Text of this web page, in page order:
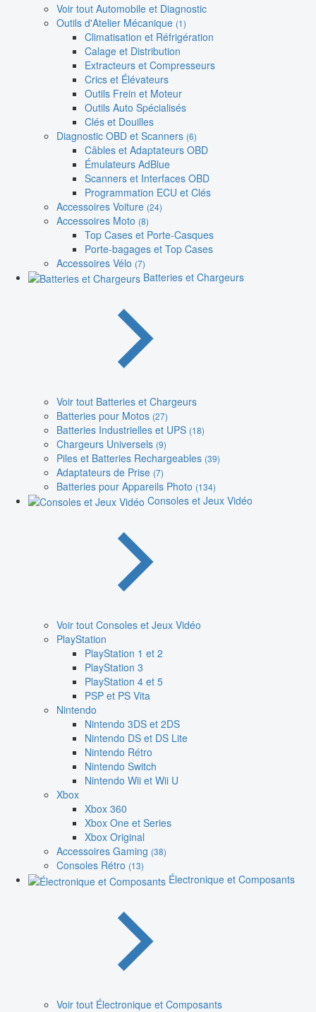
Voir tout Automobile et Diagnostic
Outils d'Atelier Mécanique (1)
Climatisation et Réfrigération
Calage et Distribution
Extracteurs et Compresseurs
Crics et Élévateurs
Outils Frein et Moteur
Outils Auto Spécialisés
Clés et Douilles
Diagnostic OBD et Scanners (6)
Câbles et Adaptateurs OBD
Émulateurs AdBlue
Scanners et Interfaces OBD
Programmation ECU et Clés
Accessoires Voiture (24)
Accessoires Moto (8)
Top Cases et Porte-Casques
Porte-bagages et Top Cases
Accessoires Vélo (7)
Batteries et Chargeurs
Voir tout Batteries et Chargeurs
Batteries pour Motos (27)
Batteries Industrielles et UPS (18)
Chargeurs Universels (9)
Piles et Batteries Rechargeables (39)
Adaptateurs de Prise (7)
Batteries pour Appareils Photo (134)
Consoles et Jeux Vidéo
Voir tout Consoles et Jeux Vidéo
PlayStation
PlayStation 1 et 2
PlayStation 3
PlayStation 4 et 5
PSP et PS Vita
Nintendo
Nintendo 3DS et 2DS
Nintendo DS et DS Lite
Nintendo Rétro
Nintendo Switch
Nintendo Wii et Wii U
Xbox
Xbox 360
Xbox One et Series
Xbox Original
Accessoires Gaming (38)
Consoles Rétro (13)
Électronique et Composants
Voir tout Électronique et Composants